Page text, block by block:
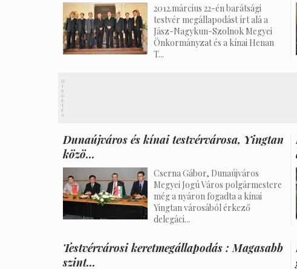
2012.március 22-én barátsági
testvér megállapodást írt alá a
Jász-Nagykun-Szolnok Megyei
Önkormányzat és a kínai Henan
T...
H
I
R
D
E
T
É
S
Dunaújváros és kínai testvérvárosa, Yingtan
közö...
Cserna Gábor, Dunaújváros
Megyei Jogú Város polgármestere
még a nyáron fogadta a kínai
Yingtan városából érkező
delegáci...
Testvérvárosi keretmegállapodás : Magasabb
szint...